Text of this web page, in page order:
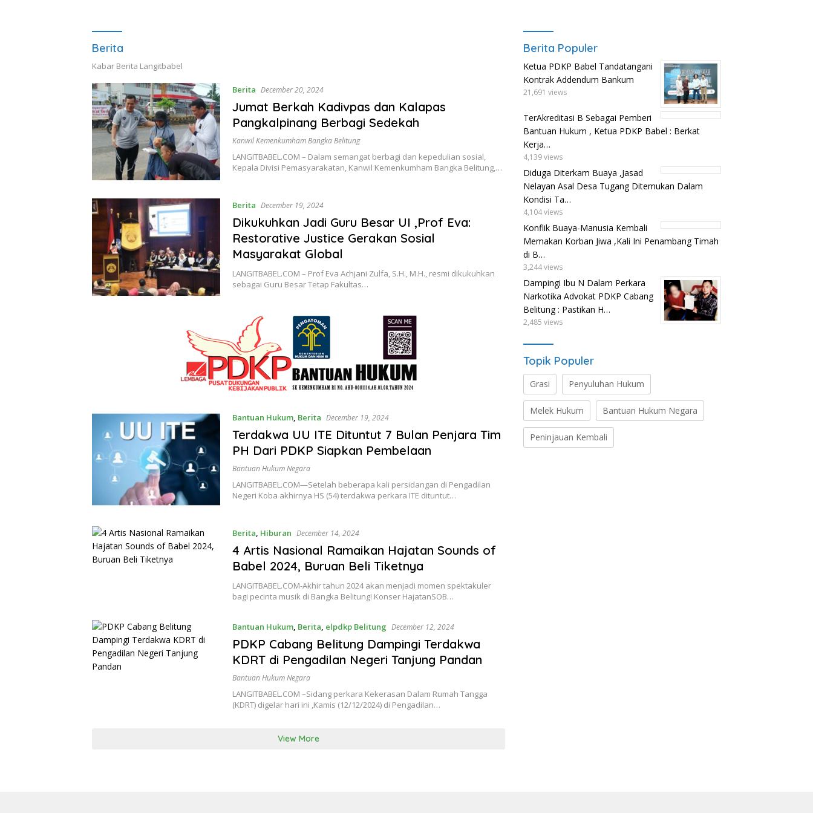
Berita
Kabar Berita Langitbabel
Berita December 20, 2024
Jumat Berkah Kadivpas dan Kalapas
Pangkalpinang Berbagi Sedekah
Kanwil Kemenkumham Bangka Belitung
LANGITBABEL.COM – Dalam semangat berbagi dan kepedulian sosial,
Kepala Divisi Pemasyarakatan, Kanwil Kemenkumham Bangka Belitung,…
Berita December 19, 2024
Dikukuhkan Jadi Guru Besar UI ,Prof Eva:
Restorative Justice Gerakan Sosial
Masyarakat Global
LANGITBABEL.COM – Prof Eva Achjani Zulfa, S.H., M.H., resmi dikukuhkan
sebagai Guru Besar Tetap Fakultas…
Bantuan Hukum, Berita December 19, 2024
Terdakwa UU ITE Dituntut 7 Bulan Penjara Tim
PH Dari PDKP Siapkan Pembelaan
Bantuan Hukum Negara
LANGITBABEL.COM—Setelah beberapa kali persidangan di Pengadilan
Negeri Koba akhirnya HS (54) terdakwa perkara ITE dituntut…
Berita, Hiburan December 14, 2024
4 Artis Nasional Ramaikan Hajatan Sounds of
Babel 2024, Buruan Beli Tiketnya
LANGITBABEL.COM-Akhir tahun 2024 akan menjadi momen spektakuler
bagi pecinta musik di Bangka Belitung! Konser HajatanSOB…
Bantuan Hukum, Berita, elpdkp Belitung December 12, 2024
PDKP Cabang Belitung Dampingi Terdakwa
KDRT di Pengadilan Negeri Tanjung Pandan
Bantuan Hukum Negara
LANGITBABEL.COM –Sidang perkara Kekerasan Dalam Rumah Tangga
(KDRT) digelar hari ini ,Kamis (12/12/2024) di Pengadilan…
View More
Berita Populer
Ketua PDKP Babel Tandatangani
Kontrak Addendum Bankum
21,691 views
TerAkreditasi B Sebagai Pemberi
Bantuan Hukum , Ketua PDKP Babel : Berkat
Kerja…
4,139 views
Diduga Diterkam Buaya ,Jasad
Nelayan Asal Desa Tugang Ditemukan Dalam
Kondisi Ta…
4,104 views
Konflik Buaya-Manusia Kembali
Memakan Korban Jiwa ,Kali Ini Penambang Timah
di B…
3,244 views
Dampingi Ibu N Dalam Perkara
Narkotika Advokat PDKP Cabang
Belitung : Pastikan H…
2,485 views
Topik Populer
Grasi Penyuluhan Hukum
Melek Hukum Bantuan Hukum Negara
Peninjauan Kembali